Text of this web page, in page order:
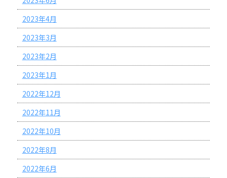
2023年4月
2023年3月
2023年2月
2023年1月
2022年12月
2022年11月
2022年10月
2022年8月
2022年6月